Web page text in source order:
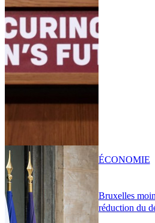
Bruxelles
réduction du
ÉCONOMIE